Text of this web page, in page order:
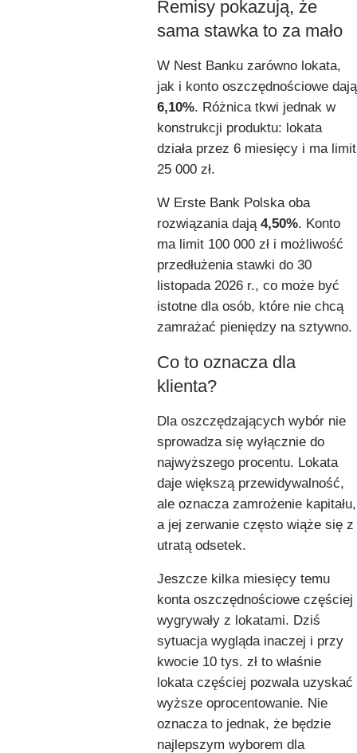
Remisy pokazują, że
sama stawka to za mało
W Nest Banku zarówno lokata,
jak i konto oszczędnościowe dają
6,10%. Różnica tkwi jednak w
konstrukcji produktu: lokata
działa przez 6 miesięcy i ma limit
25 000 zł.
W Erste Bank Polska oba
rozwiązania dają 4,50%. Konto
ma limit 100 000 zł i możliwość
przedłużenia stawki do 30
listopada 2026 r., co może być
istotne dla osób, które nie chcą
zamrażać pieniędzy na sztywno.
Co to oznacza dla
klienta?
Dla oszczędzających wybór nie
sprowadza się wyłącznie do
najwyższego procentu. Lokata
daje większą przewidywalność,
ale oznacza zamrożenie kapitału,
a jej zerwanie często wiąże się z
utratą odsetek.
Jeszcze kilka miesięcy temu
konta oszczędnościowe częściej
wygrywały z lokatami. Dziś
sytuacja wygląda inaczej i przy
kwocie 10 tys. zł to właśnie
lokata częściej pozwala uzyskać
wyższe oprocentowanie. Nie
oznacza to jednak, że będzie
najlepszym wyborem dla